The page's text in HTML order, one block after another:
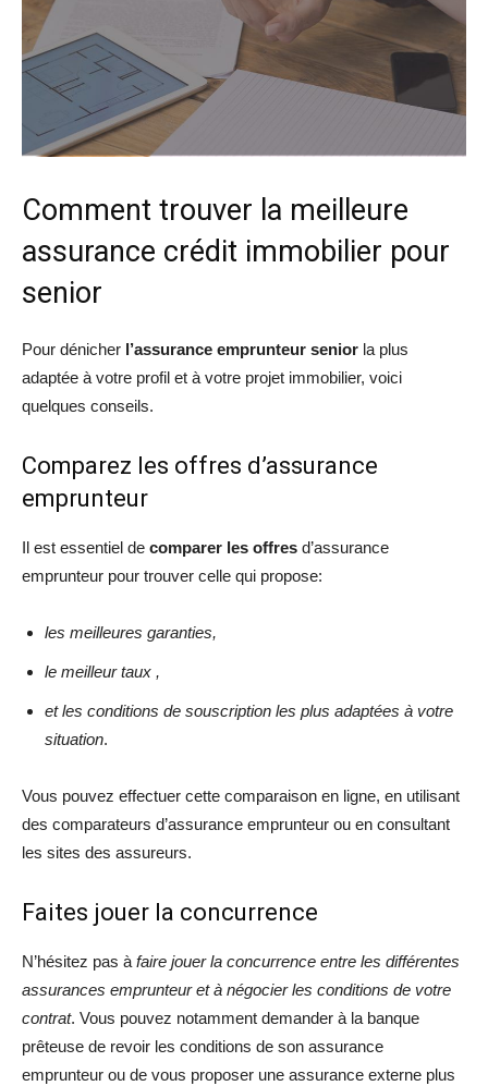
Comment trouver la meilleure
assurance crédit immobilier pour
senior
Pour dénicher l’assurance emprunteur senior la plus
adaptée à votre profil et à votre projet immobilier, voici
quelques conseils.
Comparez les offres d’assurance
emprunteur
Il est essentiel de comparer les offres d’assurance
emprunteur pour trouver celle qui propose:
les meilleures garanties,
le meilleur taux ,
et les conditions de souscription les plus adaptées à votre
situation.
Vous pouvez effectuer cette comparaison en ligne, en utilisant
des comparateurs d’assurance emprunteur ou en consultant
les sites des assureurs.
Faites jouer la concurrence
N’hésitez pas à faire jouer la concurrence entre les différentes
assurances emprunteur et à négocier les conditions de votre
contrat. Vous pouvez notamment demander à la banque
prêteuse de revoir les conditions de son assurance
emprunteur ou de vous proposer une assurance externe plus